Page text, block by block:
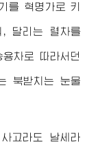
를 혁명가로 키
, 달리는 렬차를
차로 따라서던
북받치는 눈물
고라도 날세라